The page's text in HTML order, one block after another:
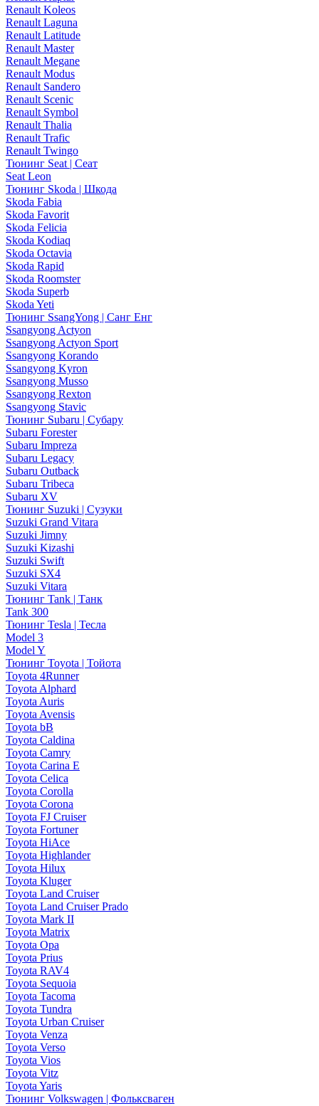
Renault Koleos
Renault Laguna
Renault Latitude
Renault Master
Renault Megane
Renault Modus
Renault Sandero
Renault Scenic
Renault Symbol
Renault Thalia
Renault Trafic
Renault Twingo
Тюнинг Seat | Сеат
Seat Leon
Тюнинг Skoda | Шкода
Skoda Fabia
Skoda Favorit
Skoda Felicia
Skoda Kodiaq
Skoda Octavia
Skoda Rapid
Skoda Roomster
Skoda Superb
Skoda Yeti
Тюнинг SsangYong | Санг Енг
Ssangyong Actyon
Ssangyong Actyon Sport
Ssangyong Korando
Ssangyong Kyron
Ssangyong Musso
Ssangyong Rexton
Ssangyong Stavic
Тюнинг Subaru | Субару
Subaru Forester
Subaru Impreza
Subaru Legacy
Subaru Outback
Subaru Tribeca
Subaru XV
Тюнинг Suzuki | Сузуки
Suzuki Grand Vitara
Suzuki Jimny
Suzuki Kizashi
Suzuki Swift
Suzuki SX4
Suzuki Vitara
Тюнинг Tank | Танк
Tank 300
Тюнинг Tesla | Тесла
Model 3
Model Y
Тюнинг Toyota | Тойота
Toyota 4Runner
Toyota Alphard
Toyota Auris
Toyota Avensis
Toyota bB
Toyota Caldina
Toyota Camry
Toyota Carina E
Toyota Celica
Toyota Corolla
Toyota Corona
Toyota FJ Cruiser
Toyota Fortuner
Toyota HiAce
Toyota Highlander
Toyota Hilux
Toyota Kluger
Toyota Land Cruiser
Toyota Land Cruiser Prado
Toyota Mark II
Toyota Matrix
Toyota Opa
Toyota Prius
Toyota RAV4
Toyota Sequoia
Toyota Tacoma
Toyota Tundra
Toyota Urban Cruiser
Toyota Venza
Toyota Verso
Toyota Vios
Toyota Vitz
Toyota Yaris
Тюнинг Volkswagen | Фольксваген